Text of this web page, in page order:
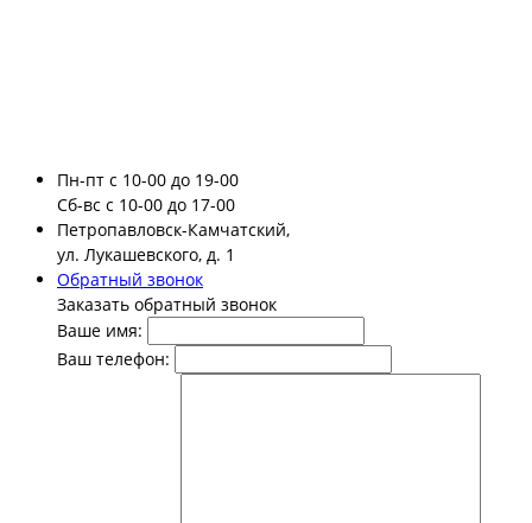
Пн-пт с 10-00 до 19-00
Сб-вс с 10-00 до 17-00
Петропавловск-Камчатский,
ул. Лукашевского, д. 1
Обратный звонок
Заказать обратный звонок
Ваше имя:
Ваш телефон: